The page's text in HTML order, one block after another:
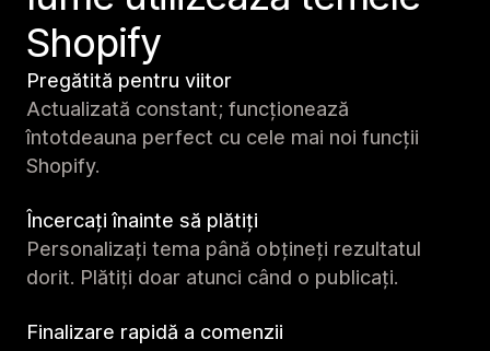
Shopify
Pregătită pentru viitor
Actualizată constant; funcționează
întotdeauna perfect cu cele mai noi funcții
Shopify.
Încercați înainte să plătiți
Personalizați tema până obțineți rezultatul
dorit. Plătiți doar atunci când o publicați.
Finalizare rapidă a comenzii